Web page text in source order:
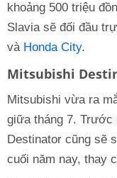
khoảng 500 triệu
Slavia sẽ đối đầu
và Honda City.
Mitsubishi
Mitsubishi vừa ra
giữa tháng 7. Trước
Destinator cũng sẽ
cuối năm nay, thay